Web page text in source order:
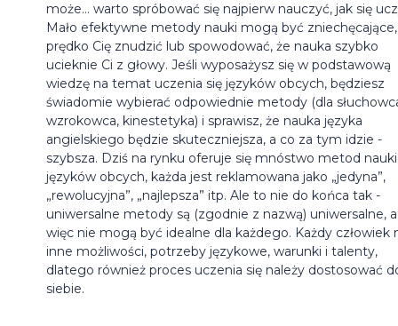
może... warto spróbować się najpierw nauczyć, jak się
Mało efektywne metody nauki mogą być zniechęcające,
prędko Cię znudzić lub spowodować, że nauka szybko
ucieknie Ci z głowy. Jeśli wyposażysz się w podstawową
wiedzę na temat uczenia się języków obcych, będziesz
świadomie wybierać odpowiednie metody (dla
wzrokowca, kinestetyka) i sprawisz, że nauka języka
angielskiego będzie skuteczniejsza, a co za tym idzie -
szybsza. Dziś na rynku oferuje się mnóstwo metod nauki
języków obcych, każda jest reklamowana jako „jedyna”,
„rewolucyjna”, „najlepsza” itp. Ale to nie do końca tak -
uniwersalne metody są (zgodnie z nazwą) uniwersalne, a
więc nie mogą być idealne dla każdego. Każdy człowiek
inne możliwości, potrzeby językowe, warunki i talenty,
dlatego również proces uczenia się należy dostosować
siebie.